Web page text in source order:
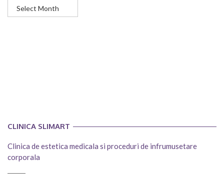
Articole
CLINICA SLIMART
Clinica de estetica medicala si proceduri de infrumusetare
corporala